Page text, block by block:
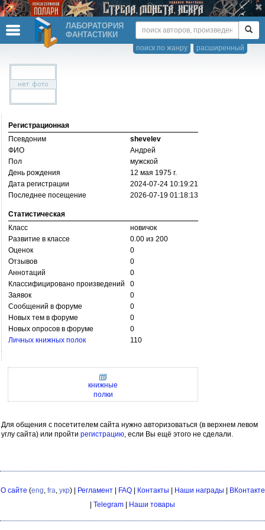
ЛАБОРАТОРИЯ
ФАНТАСТИКИ
расширенный
поиск по жанру
Регистрационная
Псевдоним
shevelev
ФИО
Андрей
Пол
мужской
День рождения
12 мая 1975 г.
Дата регистрации
2024-07-24 10:19:21
Последнее посещение
2026-07-19 01:18:13
Статистическая
Класс
новичок
Развитие в классе
0.00 из 200
Оценок
0
Отзывов
0
Аннотаций
0
Классифицировано произведений
0
Заявок
0
Сообщений в форуме
0
Новых тем в форуме
0
Новых опросов в форуме
0
Личных книжных полок
110
книжные
полки
Для общения с посетителем сайта нужно авторизоваться (в верхнем левом
углу сайта) или пройти регистрацию, если Вы ещё этого не сделали.
О сайте (eng, fra, укр) | Регламент| FAQ| Контакты Наши награды
ВКонтакте
Telegram Наши товары